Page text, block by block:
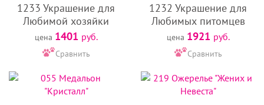
1233 Украшение для
Любимой хозяйки
цена 1401 руб.
Сравнить
1232 Украшение для
Любимых питомцев
цена 1921 руб.
Сравнить